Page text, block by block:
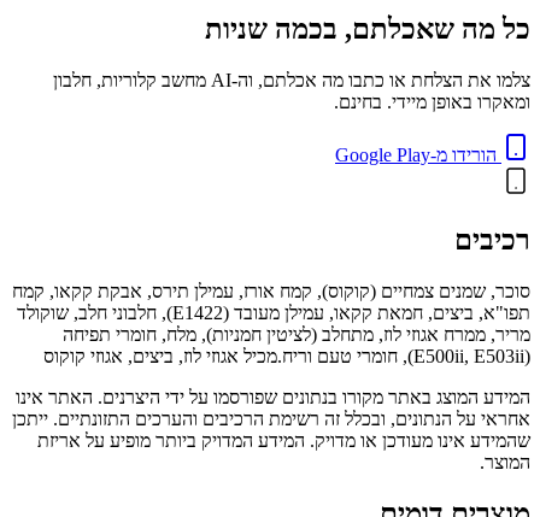
כל מה שאכלתם, בכמה שניות
צלמו את הצלחת או כתבו מה אכלתם, וה-AI מחשב קלוריות, חלבון
ומאקרו באופן מיידי. בחינם.
הורידו מ-Google Play
רכיבים
סוכר, שמנים צמחיים (קוקוס), קמח אורז, עמילן תירס, אבקת קקאו, קמח
תפו"א, ביצים, חמאת קקאו, עמילן מעובד (E1422), חלבוני חלב, שוקולד
מריר, ממרח אגוזי לוז, מתחלב (לציטין חמניות), מלח, חומרי תפיחה
(E500ii, E503ii), חומרי טעם וריח.מכיל אגוזי לוז, ביצים, אגוזי קוקוס
המידע המוצג באתר מקורו בנתונים שפורסמו על ידי היצרנים. האתר אינו
אחראי על הנתונים, ובכלל זה רשימת הרכיבים והערכים התזונתיים. ייתכן
שהמידע אינו מעודכן או מדויק. המידע המדויק ביותר מופיע על אריזת
המוצר.